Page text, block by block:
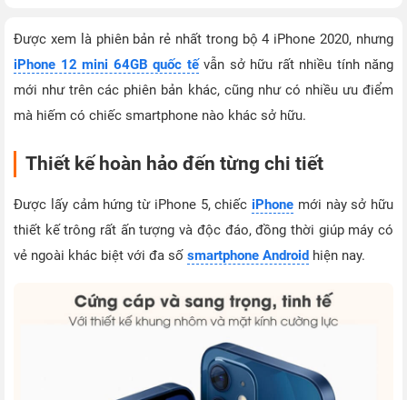
Được xem là phiên bản rẻ nhất trong bộ 4 iPhone 2020, nhưng
iPhone 12 mini 64GB quốc tếvẫn sở hữu rất nhiều tính năng
mới như trên các phiên bản khác, cũng như có nhiều ưu điểm
mà hiếm có chiếc smartphone nào khác sở hữu.
Thiết kế hoàn hảo đến từng chi tiết
Được lấy cảm hứng từ iPhone 5, chiếc iPhone mới này sở hữu
thiết kế trông rất ấn tượng và độc đáo, đồng thời giúp máy có
vẻ ngoài khác biệt với đa số smartphone Android hiện nay.